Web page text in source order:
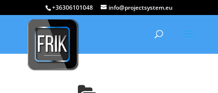
+36306101048 info@projectsystem.eu